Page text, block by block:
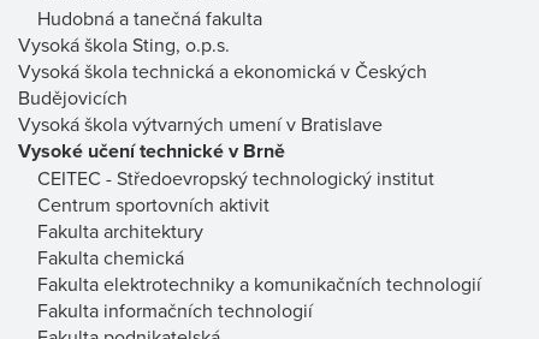
Hudobná a tanečná fakulta
Vysoká škola Sting, o.p.s.
Vysoká škola technická a ekonomická v Českých
Budějovicích
Vysoká škola výtvarných umení v Bratislave
Vysoké učení technické v Brně
CEITEC - Středoevropský technologický institut
Centrum sportovních aktivit
Fakulta architektury
Fakulta chemická
Fakulta elektrotechniky a komunikačních technologií
Fakulta informačních technologií